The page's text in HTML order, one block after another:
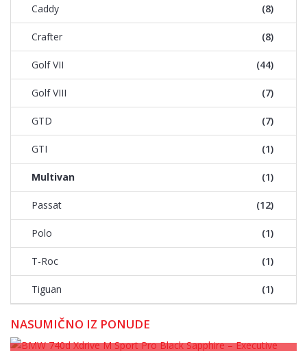
Caddy (8)
Crafter (8)
Golf VII (44)
Golf VIII (7)
GTD (7)
GTI (1)
Multivan (1)
Passat (12)
Polo (1)
T-Roc (1)
Tiguan (1)
NASUMIČNO IZ PONUDE